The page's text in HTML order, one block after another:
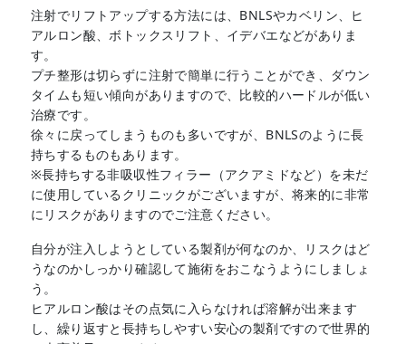
注射でリフトアップする方法には、BNLSやカベリン、ヒ
アルロン酸、ボトックスリフト、イデバエなどがありま
す。
プチ整形は切らずに注射で簡単に行うことができ、ダウン
タイムも短い傾向がありますので、比較的ハードルが低い
治療です。
徐々に戻ってしまうものも多いですが、BNLSのように長
持ちするものもあります。
※長持ちする非吸収性フィラー（アクアミドなど）を未だ
に使用しているクリニックがございますが、将来的に非常
にリスクがありますのでご注意ください。
自分が注入しようとしている製剤が何なのか、リスクはど
うなのかしっかり確認して施術をおこなうようにしましょ
う。
ヒアルロン酸はその点気に入らなければ溶解が出来ます
し、繰り返すと長持ちしやすい安心の製剤ですので世界的